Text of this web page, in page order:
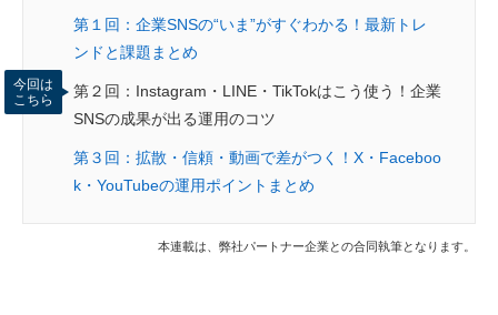
第１回：企業SNSの“いま”がすぐわかる！最新トレ
ンドと課題まとめ
今回は
こちら
第２回：Instagram・LINE・TikTokはこう使う！企業
SNSの成果が出る運用のコツ
第３回：拡散・信頼・動画で差がつく！X・Faceboo
k・YouTubeの運用ポイントまとめ
本連載は、弊社パートナー企業との合同執筆となります。